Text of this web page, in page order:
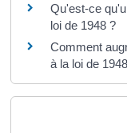
Qu'est-ce
loi de 1948 ?
Comment
à la loi de